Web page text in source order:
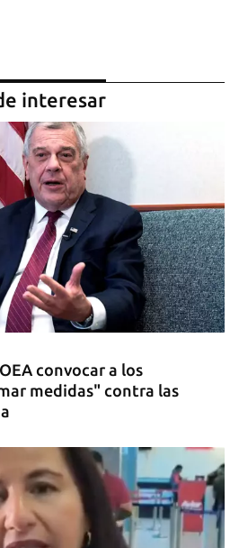
interesar
convocar a los
medidas" contra las